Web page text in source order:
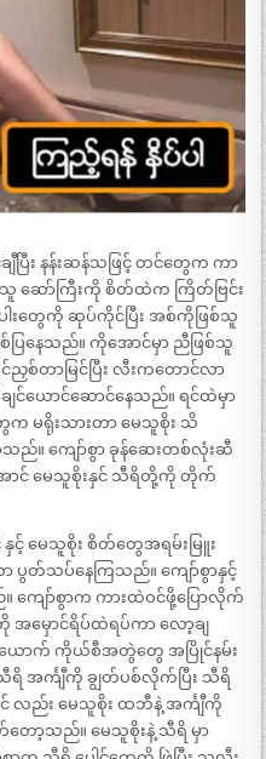
ချီပြီး နန်းဆန်သဖြင့် တင်တွေက ကာ
ဆော်ကြီးကို စိတ်ထဲက ကြိတ်ဗြင်း
ါးတွေကို ဆုပ်ကိုင်ပြီး အစ်ကိုဖြစ်သူ
ပြနေသည်။ ကိုအောင်မှာ ညီဖြစ်သူ
စ်တာမြင်ပြီး လီးကတောင်လာ
င်ယောင်ဆောင်နေသည်။ ရင်ထဲမှာ
က မရိုးသားတာ မေသူစိုး သိ
သည်။ ကျော်စွာ ခုန်ဆေးတစ်လုံးဆီ
ာင် မေသူစိုးနှင် သီရိတို့ကို တိုက်
မေသူစိုး စိတ်တွေအရမ်းမြူး
ကာ ပွတ်သပ်နေကြသည်။ ကျော်စွာနှင့်
ျော်စွာက ကားထဲဝင်ဖို့ပြောလိုက်
မှောင်ရိပ်ထဲရပ်ကာ လော့ချ
ောက် ကိုယ်စီအတွဲတွေ အပြိုင်နမ်း
ရိ အင်္ကျီကို ချွတ်ပစ်လိုက်ပြီး သီရိ
ည်း မေသူစိုး ထဘီနဲ့ အင်္ကျီကို
ော့သည်။ မေသူစိုးနဲ့ သီရိ မှာ